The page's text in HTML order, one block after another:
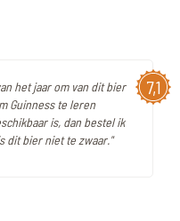
7,1
het jaar om van dit bier
Guinness te leren
is, dan bestel ik
dit bier niet te zwaar."